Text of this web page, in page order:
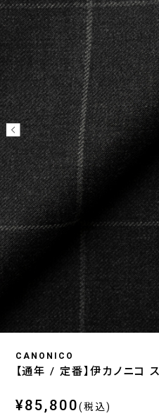
CANONICO
【通年 / 定番】伊カノニコ
¥85,800(税込)